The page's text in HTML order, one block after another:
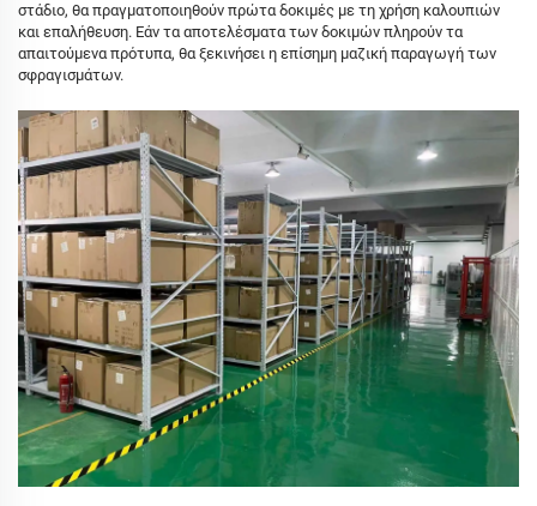
στάδιο, θα πραγματοποιηθούν πρώτα δοκιμές με τη χρήση καλουπιών
και επαλήθευση. Εάν τα αποτελέσματα των δοκιμών πληρούν τα
απαιτούμενα πρότυπα, θα ξεκινήσει η επίσημη μαζική παραγωγή των
σφραγισμάτων.